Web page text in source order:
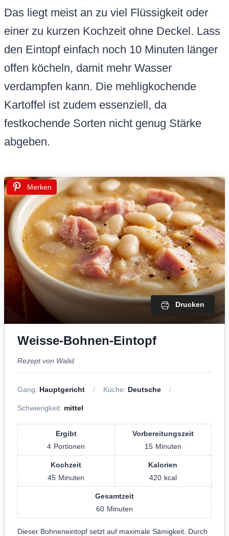
Das liegt meist an zu viel Flüssigkeit oder
einer zu kurzen Kochzeit ohne Deckel. Lass
den Eintopf einfach noch 10 Minuten länger
offen köcheln, damit mehr Wasser
verdampfen kann. Die mehligkochende
Kartoffel ist zudem essenziell, da
festkochende Sorten nicht genug Stärke
abgeben.
Merken
Drucken
Weisse-Bohnen-Eintopf
Rezept von Walid
Gang: Hauptgericht Küche: Deutsche
Schwierigkeit: mittel
Ergibt
4 Portionen
Vorbereitungszeit
15 Minuten
Kochzeit
45 Minuten
Kalorien
420 kcal
Gesamtzeit
60 Minuten
Dieser Bohneneintopf setzt auf maximale Sämigkeit. Durch